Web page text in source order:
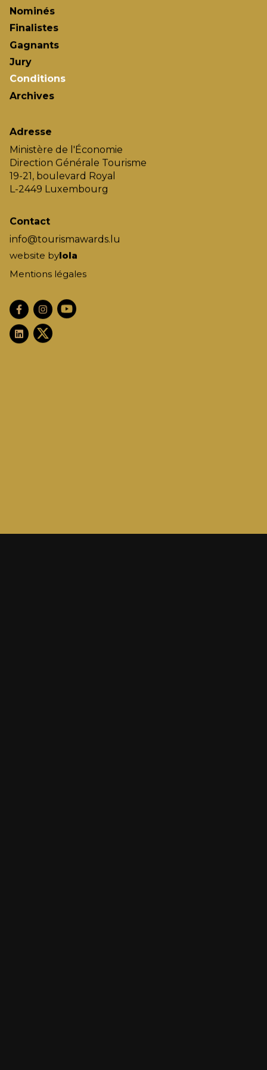
Nominés
Finalistes
Gagnants
Jury
Conditions
Archives
Adresse
Ministère de l'Économie
Direction Générale Tourisme
19-21, boulevard Royal
L-2449 Luxembourg
Contact
info@tourismawards.lu
website bylola
Mentions légales